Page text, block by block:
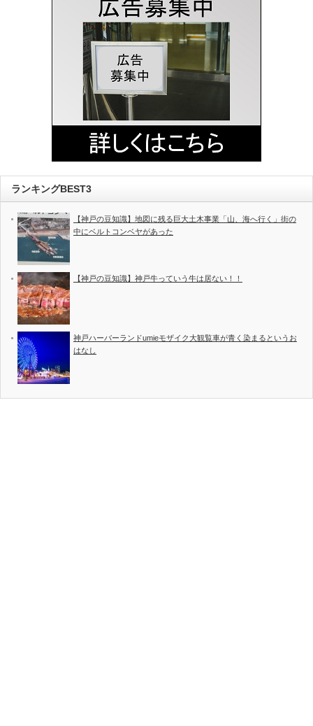
ランキングBEST3
【神戸の豆知識】地図に残る巨大土木事業「山、海へ行く」街の
中にベルトコンベヤがあった
【神戸の豆知識】神戸牛っていう牛は居ない！！
神戸ハーバーランドumieモザイク大観覧車が青く染まるというお
はなし